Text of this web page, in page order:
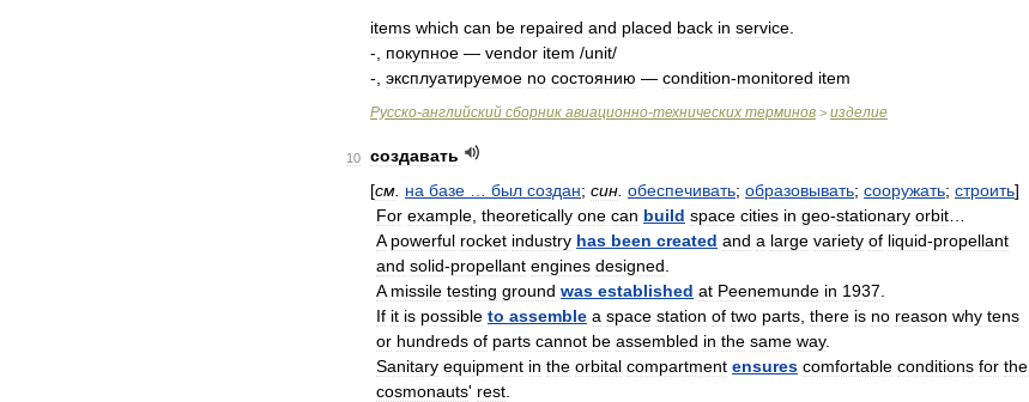
items which can be repaired and placed back in service
-, покупное — vendor item /unit/
-, эксплуатируемое no состоянию — condition-monitored item
Русско-английский сборник авиационно-технических терминов > изделие
10
создавать
[см на базе был создан; син обеспечивать; образовывать; сооружать; строить]
For example theoretically one can build space cities in geo-stationary orbit
A powerful rocket industry has been created and a large variety of liquid-propellant
and solid-propellant engines designed
A missile testing ground was established at Peenemunde in 1937
If it is possible to assemble a space station of two parts there is no reason why tens
or hundreds of parts cannot be assembled in the same way.
Sanitary equipment in the orbital compartment ensures comfortable conditions for the
cosmonauts' rest